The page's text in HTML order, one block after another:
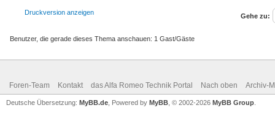
Druckversion anzeigen Gehe zu:
Benutzer, die gerade dieses Thema anschauen: 1 Gast/Gäste
Foren-Team Kontakt das Alfa Romeo Technik Portal Nach oben Archiv-
Deutsche Übersetzung: MyBB.de , Powered by MyBB , © 2002-2026 MyBB Group